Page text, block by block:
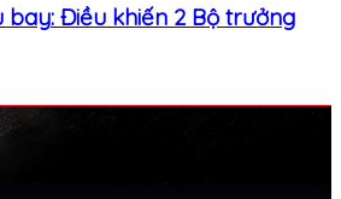
bay: Điều khiến 2 Bộ trưởng